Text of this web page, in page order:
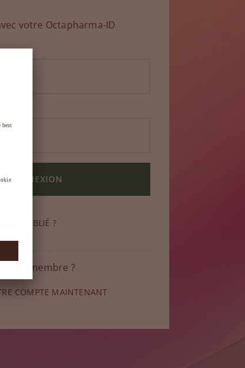
votre Octapharma-ID
CONNEXION
OUBLIÉ ?
membre ?
COMPTE MAINTENANT